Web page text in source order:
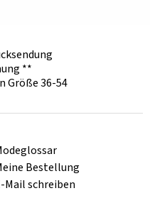
**
Größe 36-54
Bestellung
Mail schreiben